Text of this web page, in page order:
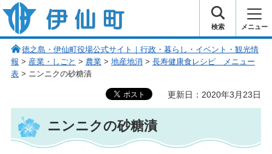
伊仙町 健康・長寿と子宝の町
検索 メニュー
徳之島・伊仙町役場公式サイト｜行政・暮らし・イベント・観光情
報 > 産業・しごと > 農業> 地産地消 > 長寿健康食レシピ メニュー
表> ニンニクの砂糖漬
更新日：2020年3月23日
ニンニクの砂糖漬